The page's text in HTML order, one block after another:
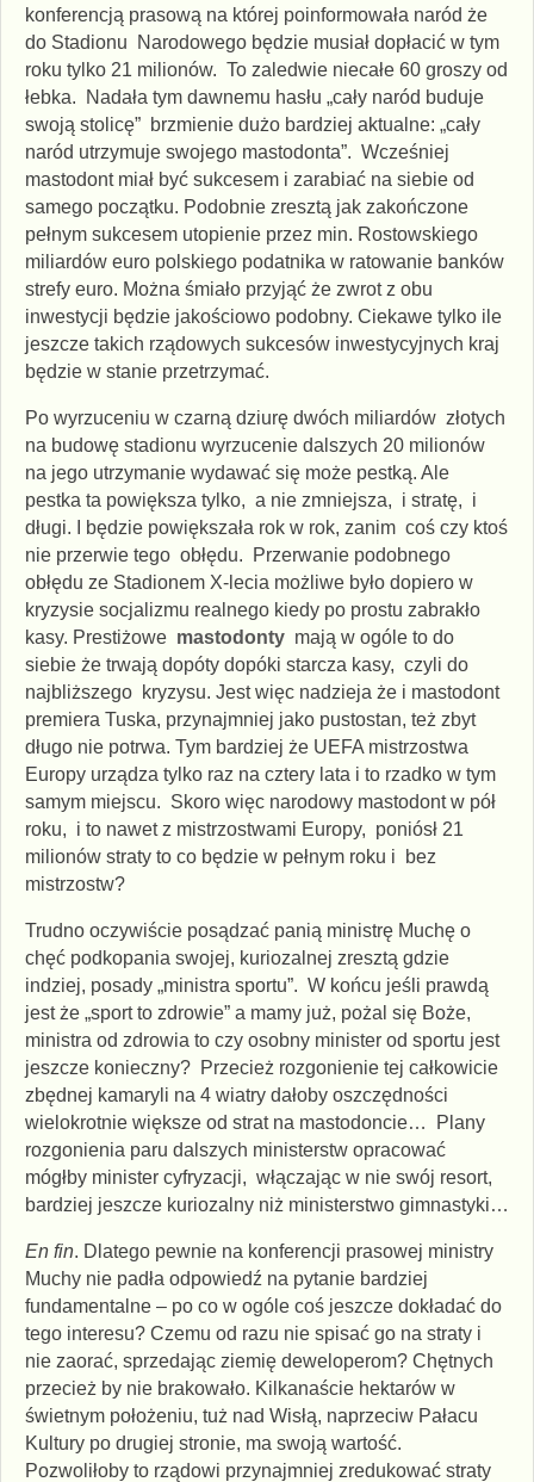
konferencją prasową na której poinformowała naród że
do Stadionu Narodowego będzie musiał dopłacić w tym
roku tylko 21 milionów. To zaledwie niecałe 60 groszy od
łebka. Nadała tym dawnemu hasłu „cały naród buduje
swoją stolicę” brzmienie dużo bardziej aktualne: „cały
naród utrzymuje swojego mastodonta”. Wcześniej
mastodont miał być sukcesem i zarabiać na siebie od
samego początku. Podobnie zresztą jak zakończone
pełnym sukcesem utopienie przez min. Rostowskiego
miliardów euro polskiego podatnika w ratowanie banków
strefy euro. Można śmiało przyjąć że zwrot z obu
inwestycji będzie jakościowo podobny. Ciekawe tylko ile
jeszcze takich rządowych sukcesów inwestycyjnych kraj
będzie w stanie przetrzymać.
Po wyrzuceniu w czarną dziurę dwóch miliardów złotych
na budowę stadionu wyrzucenie dalszych 20 milionów
na jego utrzymanie wydawać się może pestką. Ale
pestka ta powiększa tylko, a nie zmniejsza, i stratę, i
długi. I będzie powiększała rok w rok, zanim coś czy ktoś
nie przerwie tego obłędu. Przerwanie podobnego
obłędu ze Stadionem X-lecia możliwe było dopiero w
kryzysie socjalizmu realnego kiedy po prostu zabrakło
kasy. Prestiżowe mastodonty mają w ogóle to do
siebie że trwają dopóty dopóki starcza kasy, czyli do
najbliższego kryzysu. Jest więc nadzieja że i mastodont
premiera Tuska, przynajmniej jako pustostan, też zbyt
długo nie potrwa. Tym bardziej że UEFA mistrzostwa
Europy urządza tylko raz na cztery lata i to rzadko w tym
samym miejscu. Skoro więc narodowy mastodont w pół
roku, i to nawet z mistrzostwami Europy, poniósł 21
milionów straty to co będzie w pełnym roku i bez
mistrzostw?
Trudno oczywiście posądzać panią ministrę Muchę o
chęć podkopania swojej, kuriozalnej zresztą gdzie
indziej, posady „ministra sportu”. W końcu jeśli prawdą
jest że „sport to zdrowie” a mamy już, pożal się Boże,
ministra od zdrowia to czy osobny minister od sportu jest
jeszcze konieczny? Przecież rozgonienie tej całkowicie
zbędnej kamaryli na 4 wiatry dałoby oszczędności
wielokrotnie większe od strat na mastodoncie… Plany
rozgonienia paru dalszych ministerstw opracować
mógłby minister cyfryzacji, włączając w nie swój resort,
bardziej jeszcze kuriozalny niż ministerstwo gimnastyki…
En fin. Dlatego pewnie na konferencji prasowej ministry
Muchy nie padła odpowiedź na pytanie bardziej
fundamentalne – po co w ogóle coś jeszcze dokładać do
tego interesu? Czemu od razu nie spisać go na straty i
nie zaorać, sprzedając ziemię deweloperom? Chętnych
przecież by nie brakowało. Kilkanaście hektarów w
świetnym położeniu, tuż nad Wisłą, naprzeciw Pałacu
Kultury po drugiej stronie, ma swoją wartość.
Pozwoliłoby to rządowi przynajmniej zredukować straty